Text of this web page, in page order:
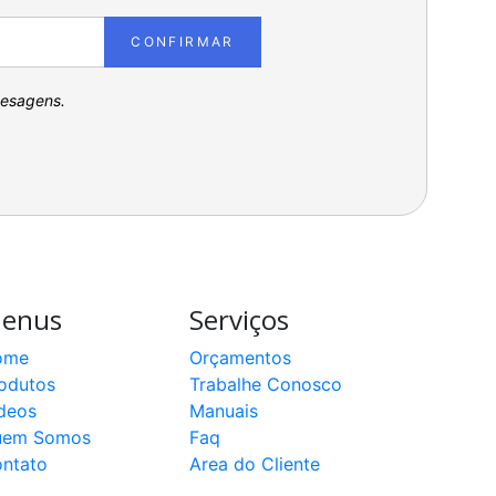
CONFIRMAR
Somos
Serviços
Orçamentos
Trabalhe Conosco
Manuais
Faq
Area do Cliente